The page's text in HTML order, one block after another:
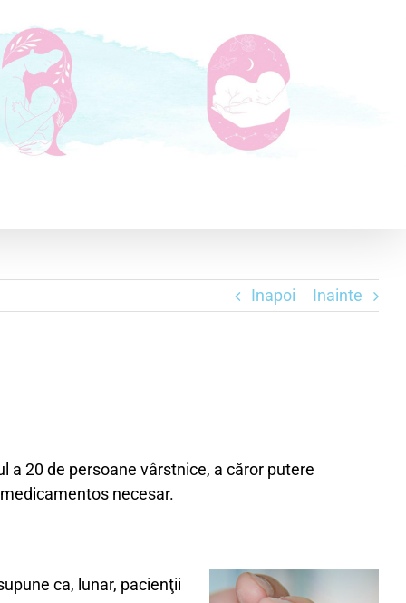
Inapoi Inainte
20 de persoane vârstnice, a căror putere
necesar.
ca, lunar, pacienţii